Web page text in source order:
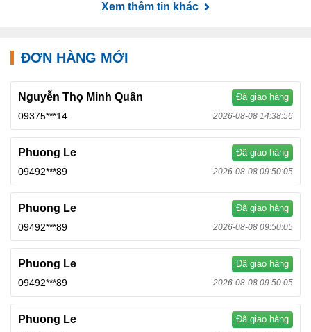
Xem thêm tin khác
ĐƠN HÀNG MỚI
Nguyễn Thọ Minh Quân Đã giao hàng
09375***14 2026-08-08 14:38:56
Phuong Le Đã giao hàng
09492***89 2026-08-08 09:50:05
Phuong Le Đã giao hàng
09492***89 2026-08-08 09:50:05
Phuong Le Đã giao hàng
09492***89 2026-08-08 09:50:05
Phuong Le Đã giao hàng